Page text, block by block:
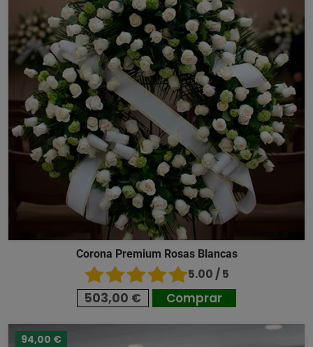
Corona Premium Rosas Blancas
5.00 / 5
503,00 € Comprar
94,00 €